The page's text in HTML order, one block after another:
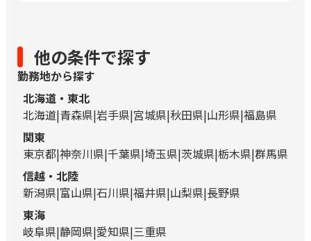
他の条件で探す
勤務地から探す
北海道・東北
北海道 青森県 岩手県 宮城県 秋田県 山形県 福島県
関東
東京都 神奈川県 千葉県 埼玉県 茨城県 栃木県 群馬県
信越・北陸
新潟県 富山県 石川県 福井県 山梨県 長野県
東海
岐阜県 静岡県 愛知県 三重県